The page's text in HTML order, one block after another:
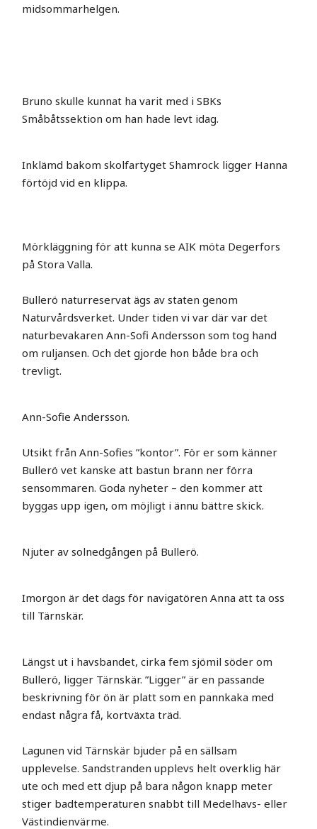
midsommarhelgen.
Bruno skulle kunnat ha varit med i SBKs
Småbåtssektion om han hade levt idag.
Inklämd bakom skolfartyget Shamrock ligger Hanna
förtöjd vid en klippa.
Mörkläggning för att kunna se AIK möta Degerfors
på Stora Valla.
Bullerö naturreservat ägs av staten genom
Naturvårdsverket. Under tiden vi var där var det
naturbevakaren Ann-Sofi Andersson som tog hand
om ruljansen. Och det gjorde hon både bra och
trevligt.
Ann-Sofie Andersson.
Utsikt från Ann-Sofies ”kontor”. För er som känner
Bullerö vet kanske att bastun brann ner förra
sensommaren. Goda nyheter – den kommer att
byggas upp igen, om möjligt i ännu bättre skick.
Njuter av solnedgången på Bullerö.
Imorgon är det dags för navigatören Anna att ta oss
till Tärnskär.
Längst ut i havsbandet, cirka fem sjömil söder om
Bullerö, ligger Tärnskär. ”Ligger” är en passande
beskrivning för ön är platt som en pannkaka med
endast några få, kortväxta träd.
Lagunen vid Tärnskär bjuder på en sällsam
upplevelse. Sandstranden upplevs helt overklig här
ute och med ett djup på bara någon knapp meter
stiger badtemperaturen snabbt till Medelhavs- eller
Västindienvärme.